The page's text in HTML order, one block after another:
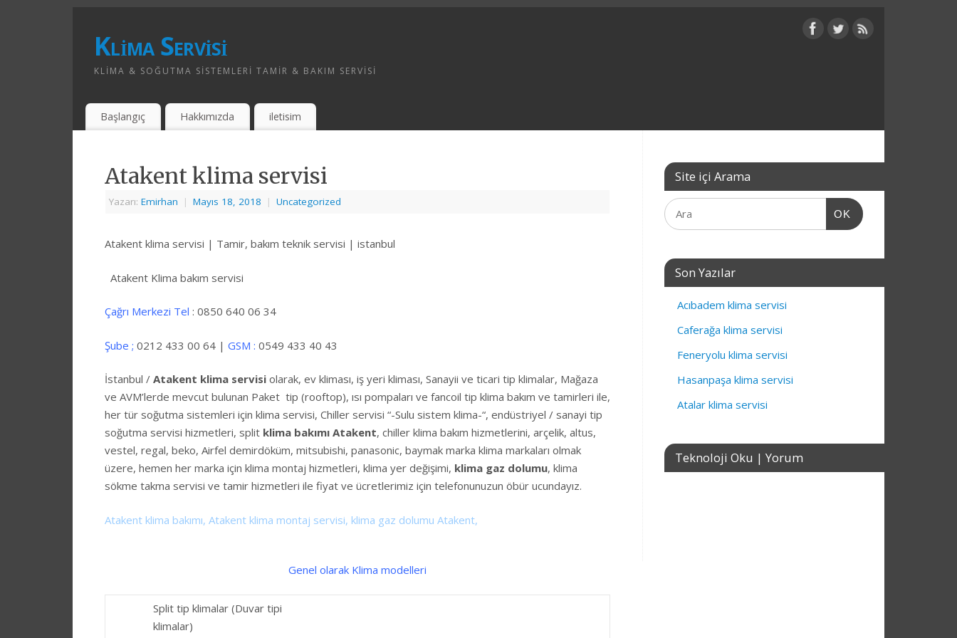
Klima Servisi
KLIMA & SOĞUTMA SISTEMLERI TAMIR & BAKIM SERVISI
Başlangıç Hakkımızda iletisim
Atakent klima servisi
Yazarı: Emirhan | Mayıs 18, 2018 | Uncategorized
Atakent klima servisi | Tamir, bakım teknik servisi | istanbul
Atakent Klima bakım servisi
Çağrı Merkezi Tel : 0850 640 06 34
Şube ; 0212 433 00 64 | GSM : 0549 433 40 43
İstanbul / Atakent klima servisi olarak, ev kliması, iş yeri kliması, Sanayii ve ticari tip klimalar, Mağaza
ve AVM’lerde mevcut bulunan Paket tip (rooftop), ısı pompaları ve fancoil tip klima bakım ve tamirleri ile,
her tür soğutma sistemleri için klima servisi, Chiller servisi “-Sulu sistem klima-“, endüstriyel / sanayi tip
soğutma servisi hizmetleri, split klima bakımı Atakent, chiller klima bakım hizmetlerini, arçelik, altus,
vestel, regal, beko, Airfel demirdöküm, mitsubishi, panasonic, baymak marka klima markaları olmak
üzere, hemen her marka için klima montaj hizmetleri, klima yer değişimi, klima gaz dolumu, klima
sökme takma servisi ve tamir hizmetleri ile fiyat ve ücretlerimiz için telefonunuzun öbür ucundayız.
Atakent klima bakımı, Atakent klima montaj servisi, klima gaz dolumu Atakent,
Genel olarak Klima modelleri
Split tip klimalar (Duvar tipi
klimalar)
Site içi Arama
OK
Son Yazılar
Acıbadem klima servisi
Caferağa klima servisi
Feneryolu klima servisi
Hasanpaşa klima servisi
Atalar klima servisi
Teknoloji Oku | Yorum